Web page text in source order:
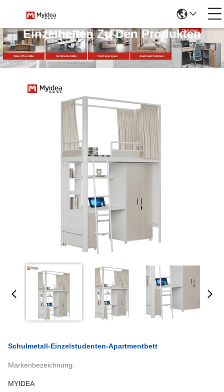
Einzelheiten Zu Den Produkten
Schulmetall-Einzelstudenten-Apartmentbett
Markenbezeichnung:
MYIDEA